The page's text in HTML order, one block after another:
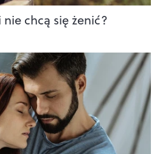
chcą się żenić?